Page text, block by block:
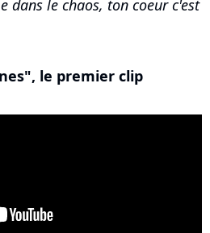
dans le chaos, ton coeur c'est
le premier clip